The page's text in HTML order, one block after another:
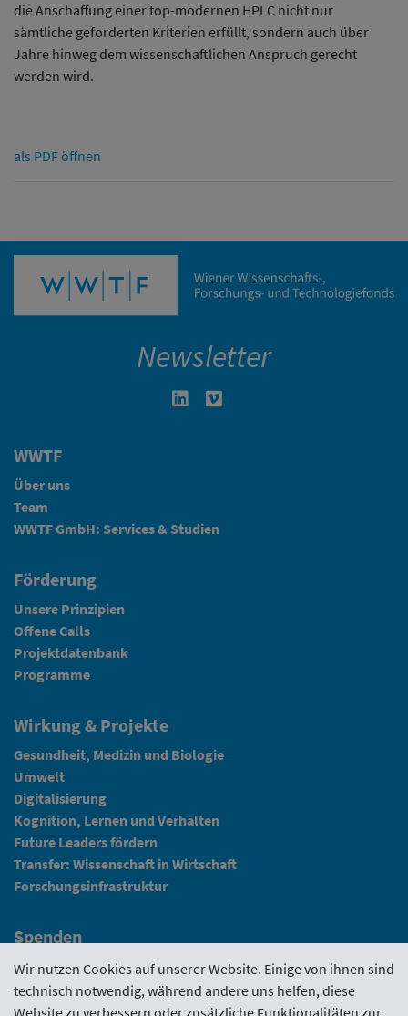
die Anschaffung einer top-modernen HPLC nicht nur
sämtliche geforderten Kriterien erfüllt, sondern auch über
Jahre hinweg dem wissenschaftlichen Anspruch gerecht
werden wird.
als PDF öffnen
Newsletter
Linkedin in neuem Fenster öffnen
WWTF
Über uns
Team
WWTF GmbH: Services & Studien
Förderung
Unsere Prinzipien
Offene Calls
Projektdatenbank
Programme
Wirkung & Projekte
Gesundheit, Medizin und Biologie
Umwelt
Digitalisierung
Kognition, Lernen und Verhalten
Future Leaders fördern
Transfer: Wissenschaft in Wirtschaft
Forschungsinfrastruktur
Spenden
Fundraising
News
Wir nutzen Cookies auf unserer Website. Einige von ihnen sind
technisch notwendig, während andere uns helfen, diese
Website zu verbessern oder zusätzliche Funktionalitäten zur